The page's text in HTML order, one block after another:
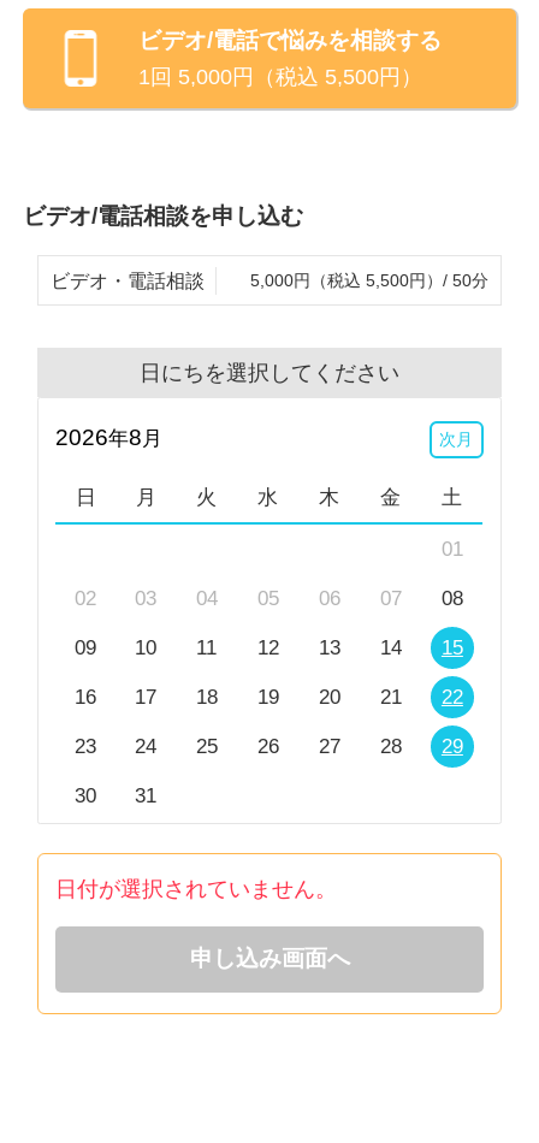
とカウンセリングを続けられる方もいらっしゃいま
す。心のメンテナンスとして気軽にお申込みされる方
もおられます。初回は、相談したいこと、現状、カウ
ンセラーへの希望などをお聞かせください。
を、率直にお話いただければと思います。そこから、
一緒に話し合いながら考えていきましょう。
<一言>
ここまでメッセージをお読みいただき、ありがとうご
一歩踏み出そうとされているお気持ちを大切に、カウ
ンセリングを通して、少しでも楽になったり、前向き
になれたりする方法を一緒に考えていけると幸いで
カメラをオフにして相談を行うことも可能です。
ビデオ/電話で悩みを相談する
1回 5,000円（税込 5,500円）
ビデオ/電話相談を申し込む
ビデオ・電話相談 5,000円（税込 5,500円）/ 50分
日にちを選択してください
2026年8 月 次月
日 月 火 水 木 金 土
01
02 03 04 05 06 07 08
09 10 11 12 13 14 15
16 17 18 19 20 21 22
23 24 25 26 27 28 29
30 31
日付が選択されていません。
申し込み画面へ